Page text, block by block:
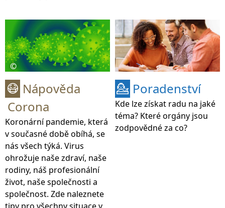
©
😷 Nápověda
Corona
Koronární pandemie, která
v současné době obíhá, se
nás všech týká. Virus
ohrožuje naše zdraví, naše
rodiny, náš profesionální
život, naše společnosti a
společnost. Zde naleznete
💁 Poradenství
Kde lze získat radu na jaké
téma? Které orgány jsou
zodpovědné za co?